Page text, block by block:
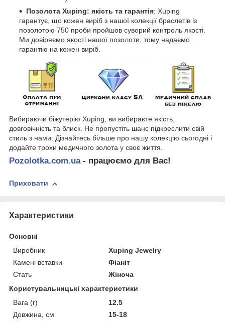
Позолота Xuping: якість та гарантія: Xuping
гарантує, що кожен виріб з нашої колекції браслетів із
позолотою 750 проби пройшов суворий контроль якості.
Ми довіряємо якості нашої позолоти, тому надаємо
гарантію на кожен виріб.
Вибираючи біжутерію Xuping, ви вибираєте якість,
довговічність та блиск. Не пропустіть шанс підкреслити свій
стиль з нами. Дізнайтесь більше про нашу колекцію сьогодні і
додайте трохи медичного золота у своє життя.
Pozolotka.com.ua- працюємо для Вас!
Приховати
Характеристики
Основні
Виробник
Xuping Jewelry
Камені вставки
Фіаніт
Стать
Жіноча
Користувальницькі характеристики
Вага (г)
12.5
Довжина, см
15-18